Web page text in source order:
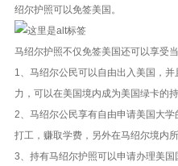
绍尔护照可以免签美国。
马绍尔护照不仅免签美国还可以享受
1、马绍尔公民可以自由出入美国，
力，可以在美国境内成为美国绿卡的持
2、马绍尔公民享有自由申请美国大
打工，赚取学费，另外在马绍尔境内
3、持有马绍尔护照可以申请办理美